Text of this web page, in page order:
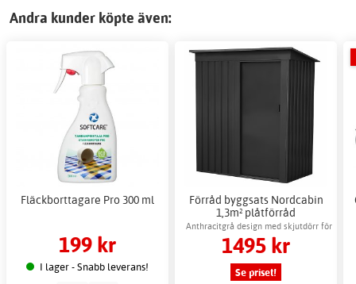
Andra kunder köpte även:
Fläckborttagare Pro 300 ml
199 kr
I lager - Snabb leverans!
Förråd byggsats Nordcabin
1,3m² plåtförråd
utomhusförvaring
Anthracitgrå design med skjutdörr för
enkel åtkomst
1495 kr
Se priset!